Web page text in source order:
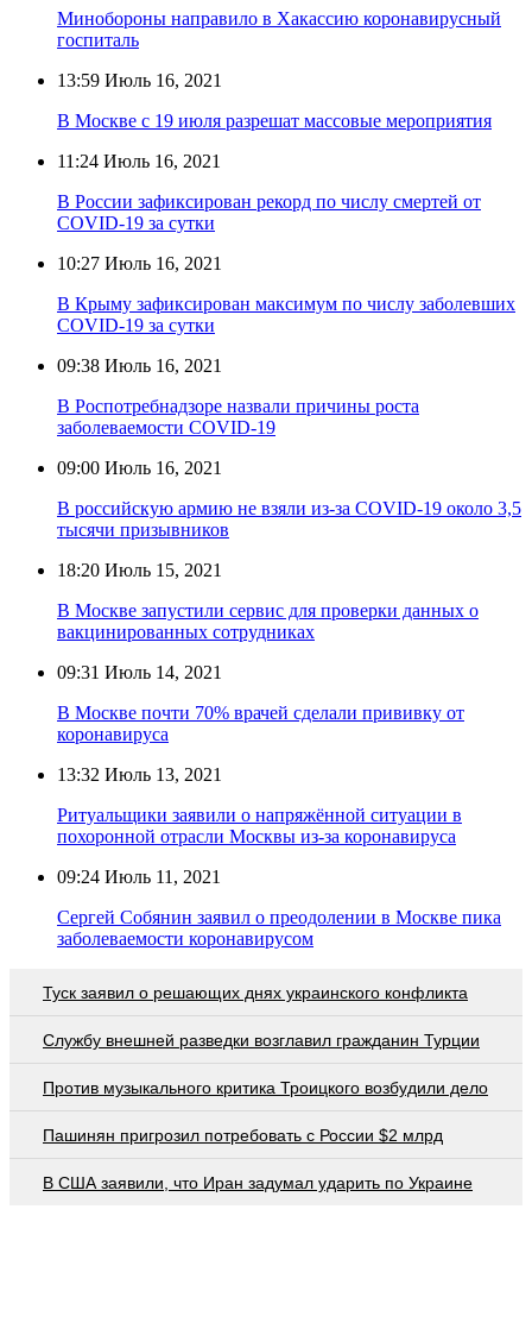
Минобороны направило в Хакассию коронавирусный
госпиталь
13:59 Июль 16, 2021
В Москве с 19 июля разрешат массовые мероприятия
11:24 Июль 16, 2021
В России зафиксирован рекорд по числу смертей от
COVID-19 за сутки
10:27 Июль 16, 2021
В Крыму зафиксирован максимум по числу заболевших
COVID-19 за сутки
09:38 Июль 16, 2021
В Роспотребнадзоре назвали причины роста
заболеваемости COVID-19
09:00 Июль 16, 2021
В российскую армию не взяли из-за COVID-19 около 3,5
тысячи призывников
18:20 Июль 15, 2021
В Москве запустили сервис для проверки данных о
вакцинированных сотрудниках
09:31 Июль 14, 2021
В Москве почти 70% врачей сделали прививку от
коронавируса
13:32 Июль 13, 2021
Ритуальщики заявили о напряжённой ситуации в
похоронной отрасли Москвы из-за коронавируса
09:24 Июль 11, 2021
Сергей Собянин заявил о преодолении в Москве пика
заболеваемости коронавирусом
Туск заявил о решающих днях украинского конфликта
Службу внешней разведки возглавил гражданин Турции
Против музыкального критика Троицкого возбудили дело
Пашинян пригрозил потребовать c России $2 млрд
В США заявили, что Иран задумал ударить по Украине